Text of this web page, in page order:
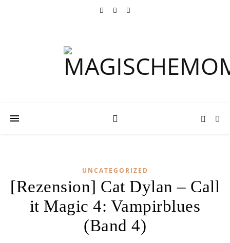
UNCATEGORIZED
[Rezension] Cat Dylan – Call
it Magic 4: Vampirblues
(Band 4)